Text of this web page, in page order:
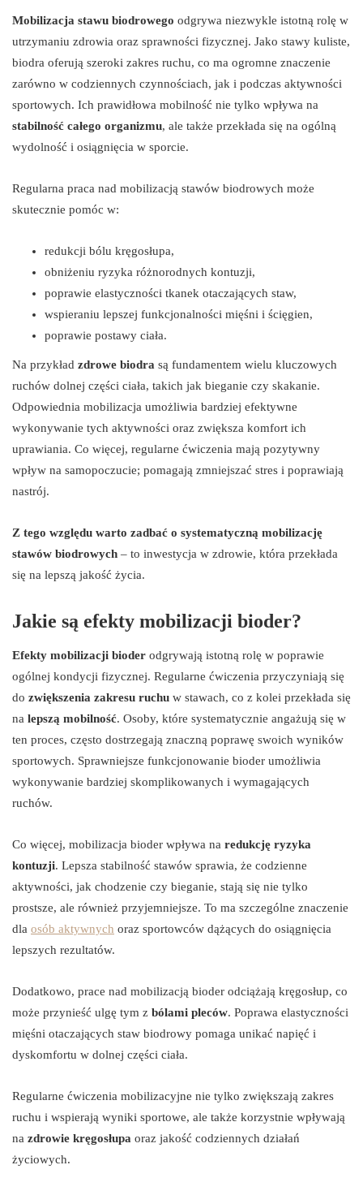
Mobilizacja stawu biodrowego odgrywa niezwykle istotną rolę w
utrzymaniu zdrowia oraz sprawności fizycznej. Jako stawy kuliste,
biodra oferują szeroki zakres ruchu, co ma ogromne znaczenie
zarówno w codziennych czynnościach, jak i podczas aktywności
sportowych. Ich prawidłowa mobilność nie tylko wpływa na
stabilność całego organizmu, ale także przekłada się na ogólną
wydolność i osiągnięcia w sporcie.
Regularna praca nad mobilizacją stawów biodrowych może
skutecznie pomóc w:
redukcji bólu kręgosłupa,
obniżeniu ryzyka różnorodnych kontuzji,
poprawie elastyczności tkanek otaczających staw,
wspieraniu lepszej funkcjonalności mięśni i ścięgien,
poprawie postawy ciała.
Na przykład zdrowe biodra są fundamentem wielu kluczowych
ruchów dolnej części ciała, takich jak bieganie czy skakanie.
Odpowiednia mobilizacja umożliwia bardziej efektywne
wykonywanie tych aktywności oraz zwiększa komfort ich
uprawiania. Co więcej, regularne ćwiczenia mają pozytywny
wpływ na samopoczucie; pomagają zmniejszać stres i poprawiają
nastrój.
Z tego względu warto zadbać o systematyczną mobilizację
stawów biodrowych – to inwestycja w zdrowie, która przekłada
się na lepszą jakość życia.
Jakie są efekty mobilizacji bioder?
Efekty mobilizacji bioder odgrywają istotną rolę w poprawie
ogólnej kondycji fizycznej. Regularne ćwiczenia przyczyniają się
do zwiększenia zakresu ruchu w stawach, co z kolei przekłada się
na lepszą mobilność. Osoby, które systematycznie angażują się w
ten proces, często dostrzegają znaczną poprawę swoich wyników
sportowych. Sprawniejsze funkcjonowanie bioder umożliwia
wykonywanie bardziej skomplikowanych i wymagających
ruchów.
Co więcej, mobilizacja bioder wpływa na redukcję ryzyka
kontuzji. Lepsza stabilność stawów sprawia, że codzienne
aktywności, jak chodzenie czy bieganie, stają się nie tylko
prostsze, ale również przyjemniejsze. To ma szczególne znaczenie
dla osób aktywnych oraz sportowców dążących do osiągnięcia
lepszych rezultatów.
Dodatkowo, prace nad mobilizacją bioder odciążają kręgosłup, co
może przynieść ulgę tym z bólami pleców. Poprawa elastyczności
mięśni otaczających staw biodrowy pomaga unikać napięć i
dyskomfortu w dolnej części ciała.
Regularne ćwiczenia mobilizacyjne nie tylko zwiększają zakres
ruchu i wspierają wyniki sportowe, ale także korzystnie wpływają
na zdrowie kręgosłupa oraz jakość codziennych działań
życiowych.